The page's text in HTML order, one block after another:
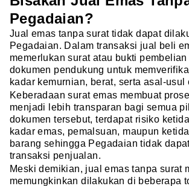
Pegadaian?
Jual emas tanpa surat tidak dapat
Pegadaian. Dalam transaksi jual beli
memerlukan surat atau bukti
dokumen pendukung untuk
kadar kemurnian, berat, serta asal-usul
Keberadaan surat emas membuat
menjadi lebih transparan bagi semua
dokumen tersebut, terdapat risiko
kadar emas, pemalsuan, maupun
barang sehingga Pegadaian tidak
transaksi penjualan.
Meski demikian, jual emas tanpa surat
memungkinkan dilakukan di beberapa